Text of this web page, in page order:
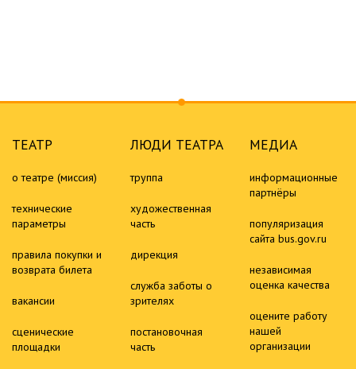
ТЕАТР
о театре (миссия)
технические
параметры
правила покупки и
возврата билета
вакансии
сценические
площадки
ЛЮДИ ТЕАТРА
труппа
художественная
часть
дирекция
служба заботы о
зрителях
постановочная
часть
МЕДИА
информационные
партнёры
популяризация
сайта bus.gov.ru
независимая
оценка качества
оцените работу
нашей
организации